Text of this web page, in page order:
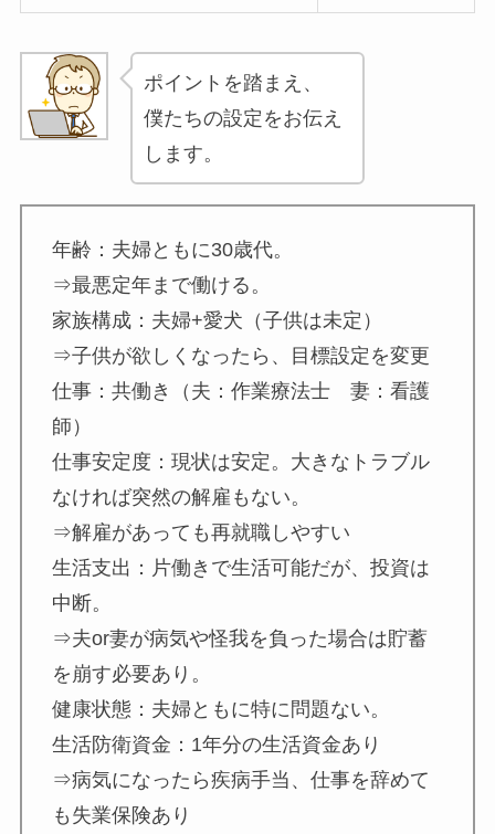
ポイントを踏まえ、
僕たちの設定をお伝え
します。
年齢：夫婦ともに30歳代。
⇒最悪定年まで働ける。
家族構成：夫婦+愛犬（子供は未定）
⇒子供が欲しくなったら、目標設定を変更
仕事：共働き（夫：作業療法士 妻：看護
師）
仕事安定度：現状は安定。大きなトラブル
なければ突然の解雇もない。
⇒解雇があっても再就職しやすい
生活支出：片働きで生活可能だが、投資は
中断。
⇒夫or妻が病気や怪我を負った場合は貯蓄
を崩す必要あり。
健康状態：夫婦ともに特に問題ない。
生活防衛資金：1年分の生活資金あり
⇒病気になったら疾病手当、仕事を辞めて
も失業保険あり